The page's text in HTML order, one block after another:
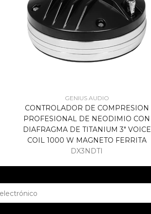
GENIUS AUDIO
CONTROLADOR DE COMPRESION
PROFESIONAL DE NEODIMIO CON
DIAFRAGMA DE TITANIUM 3" VOICE
COIL 1000 W MAGNETO FERRITA
DX3NDTI